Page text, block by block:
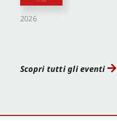
2026
Scopri tutti gli eventi